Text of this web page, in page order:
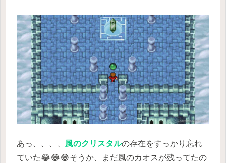
あっ、、、、 風のクリスタルの存在をすっかり忘れ
ていた😂😂😂そうか、まだ風のカオスが残ってたの